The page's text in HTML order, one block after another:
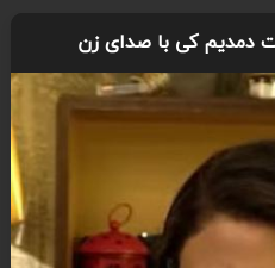
دمدیم کی با صدای زن